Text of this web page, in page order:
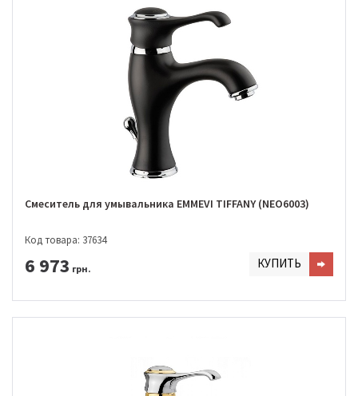
Смеситель для умывальника EMMEVI TIFFANY (NEO6003)
Код товара: 37634
6 973 грн. КУПИТЬ